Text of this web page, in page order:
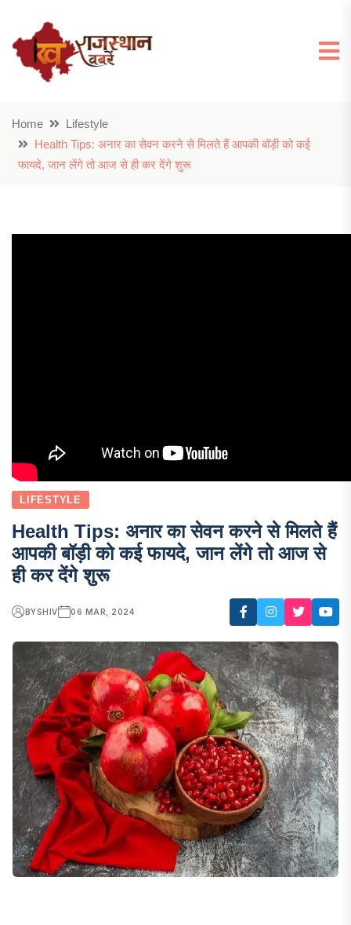
Home
Lifestyle
Health Tips: अनार का सेवन करने से मिलते हैं आपकी बॉड़ी को कई
फायदे, जान लेंगे तो आज से ही कर देंगे शुरू
LIFESTYLE
Health Tips: अनार का सेवन करने से मिलते हैं
आपकी बॉड़ी को कई फायदे, जान लेंगे तो आज से
ही कर देंगे शुरू
BYSHIV 06 MAR, 2024